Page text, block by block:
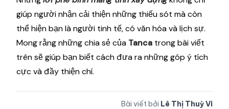
giúp người nhận cải thiện những thiếu sót mà còn
thể hiện bạn là người tinh tế, có văn hóa và lịch sự.
Mong rằng những chia sẻ của Tanca trong bài viết
trên sẽ giúp bạn biết cách đưa ra những góp ý tích
cực và đầy thiện chí.
Bài viết bởi Lê Thị Thuỳ Vi